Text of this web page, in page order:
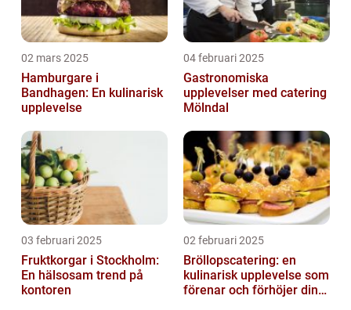
02 mars 2025
Hamburgare i
Bandhagen: En kulinarisk
upplevelse
04 februari 2025
Gastronomiska
upplevelser med catering
Mölndal
03 februari 2025
Fruktkorgar i Stockholm:
En hälsosam trend på
kontoren
02 februari 2025
Bröllopscatering: en
kulinarisk upplevelse som
förenar och förhöjer din